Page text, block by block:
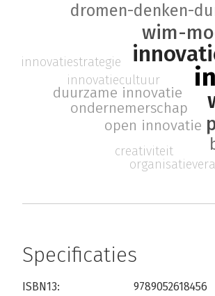
wim-
dromen-denken-
open innovatie
ondernemerschap
duurzame innovatie
innovatiecultuur
creativiteit
innovatiestrategie
Specificaties
ISBN13:
9789052618456